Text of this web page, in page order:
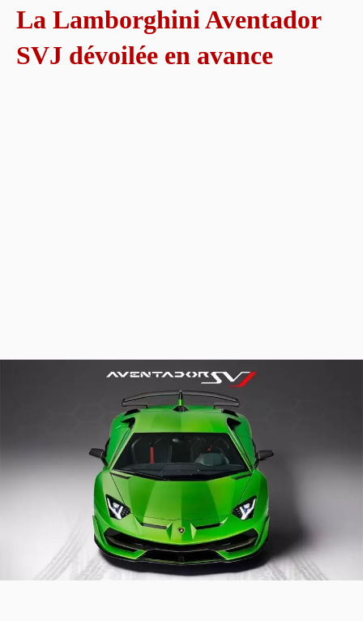
La Lamborghini Aventador
SVJ dévoilée en avance